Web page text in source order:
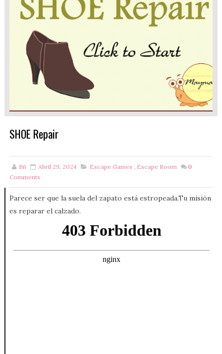
SHOE Repair
Bñ Abril 29, 2024 Escape Games , Escape Room
0
Comments
Parece ser que la suela del zapato está estropeada.Tu misión
es reparar el calzado.